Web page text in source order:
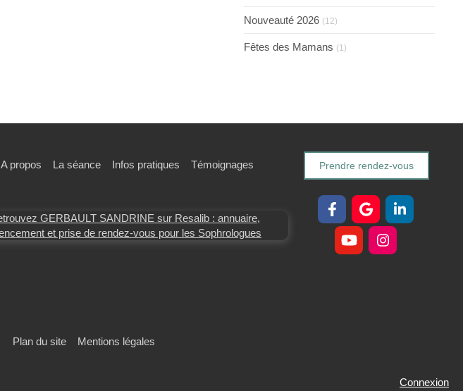
Nouveauté 2026 (12)
Fêtes des Mamans (1)
A propos La séance Infos pratiques
Témoignages
Prendre rendez-vous
Plan du site Mentions légales
Connexion